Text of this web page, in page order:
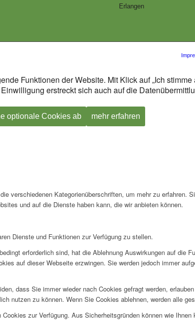
Erlangen
Funktionen der Website. Mit Klick auf „Ich
erstreckt sich auch auf die
optionale Cookies ab mehr erfahren
verschiedenen Kategorienüberschriften, um mehr zu erfahren.
und auf die Dienste haben kann, die wir anbieten können.
Dienste und Funktionen zur Verfügung zu stellen.
erforderlich sind, hat die Ablehnung Auswirkungen auf die
auf dieser Webseite erzwingen. Sie werden jedoch immer
dass Sie immer wieder nach Cookies gefragt werden,
nutzen zu können. Wenn Sie Cookies ablehnen, werden alle
zur Verfügung. Aus Sicherheitsgründen können wie